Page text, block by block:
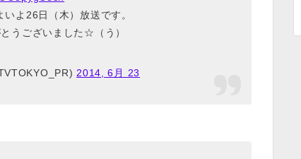
よ26日（木）放送です。
うございました☆（う）
2014, 6月 23